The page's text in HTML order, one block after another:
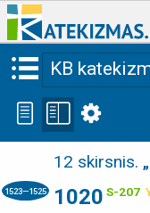
KB
12 skirsnis.
1020 S-207
1523—1525